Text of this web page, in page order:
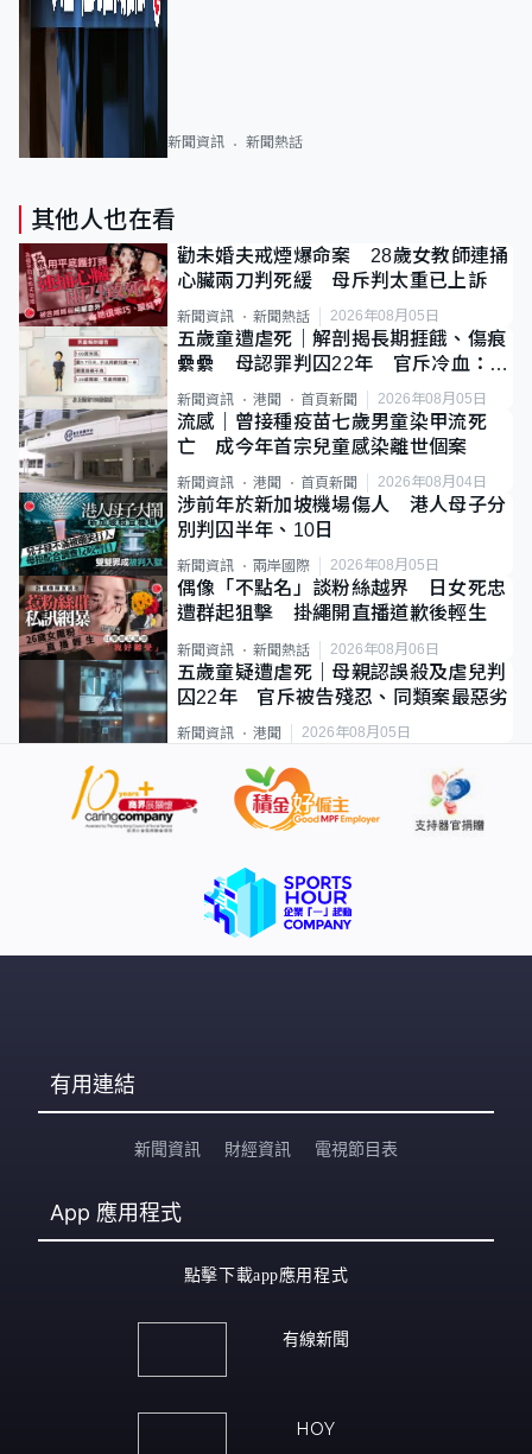
新聞資訊 新聞熱話
其他人也在看
勸未婚夫戒煙爆命案 28歲女教師連捅
心臟兩刀判死緩 母斥判太重已上訴
新聞資訊 新聞熱話 2026年08月05日
五歲童遭虐死｜解剖揭長期捱餓、傷痕
纍纍 母認罪判囚22年 官斥冷血：同
類案最惡劣
新聞資訊 港聞 首頁新聞 2026年08月05日
流感｜曾接種疫苗七歲男童染甲流死
亡 成今年首宗兒童感染離世個案
新聞資訊 港聞 首頁新聞 2026年08月04日
涉前年於新加坡機場傷人 港人母子分
別判囚半年、10日
新聞資訊 兩岸國際 2026年08月05日
偶像「不點名」談粉絲越界 日女死忠
遭群起狙擊 掛繩開直播道歉後輕生
新聞資訊 新聞熱話 2026年08月06日
五歲童疑遭虐死｜母親認誤殺及虐兒判
囚22年 官斥被告殘忍、同類案最惡劣
新聞資訊 港聞 2026年08月05日
有用連結
新聞資訊 財經資訊 電視節目表
App 應用程式
點擊下載app應用程式
有線新聞
HOY